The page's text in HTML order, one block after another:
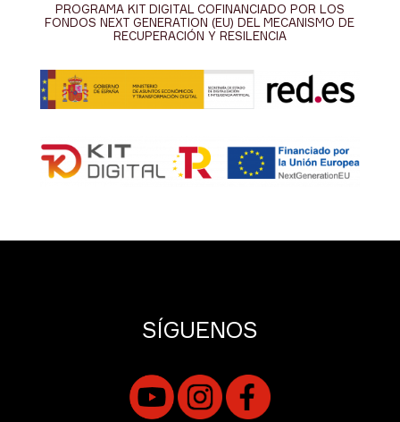
PROGRAMA KIT DIGITAL COFINANCIADO POR LOS
FONDOS NEXT GENERATION (EU) DEL MECANISMO DE
RECUPERACIÓN Y RESILENCIA
SÍGUENOS